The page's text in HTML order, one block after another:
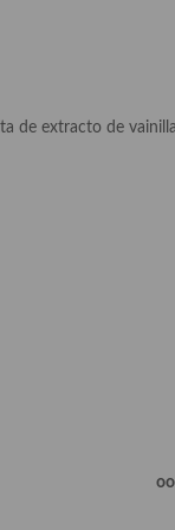
de extracto de